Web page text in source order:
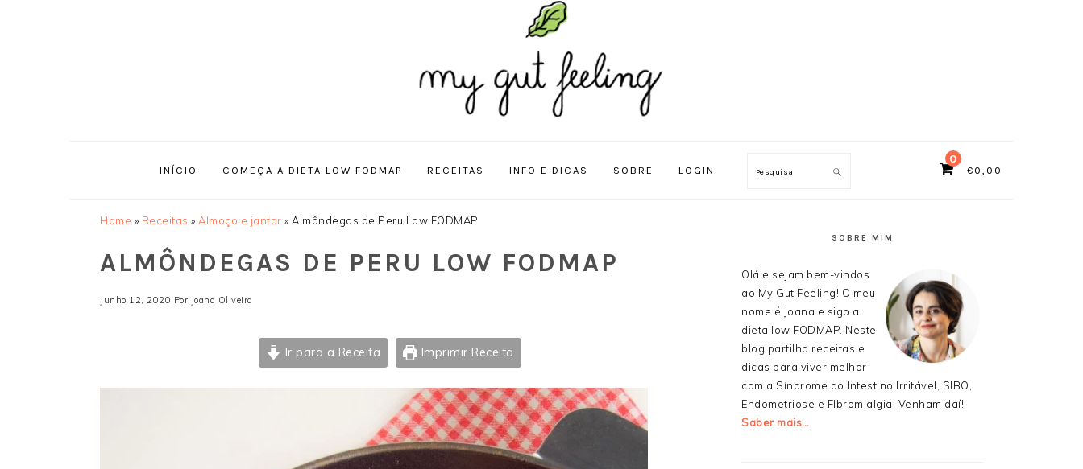
INÍCIO COMEÇA A DIETA LOW FODMAP RECEITAS INFO E DICAS SOBRE
0
€ 0,00
LOGIN Search
Home » Receitas » Almoço e jantar » Almôndegas de Peru Low FODMAP
ALMÔNDEGAS DE PERU LOW FODMAP
Junho 12, 2020 Por Joana Oliveira
Ir para a Receita Imprimir Receita
SOBRE MIM
Olá e sejam bem-vindos
ao My Gut Feeling! O meu
nome é Joana e sigo a
dieta low FODMAP. Neste
blog partilho receitas e
dicas para viver melhor
com a Síndrome do Intestino Irritável, SIBO,
Endometriose e FIbromialgia. Venham daí!
Saber mais…